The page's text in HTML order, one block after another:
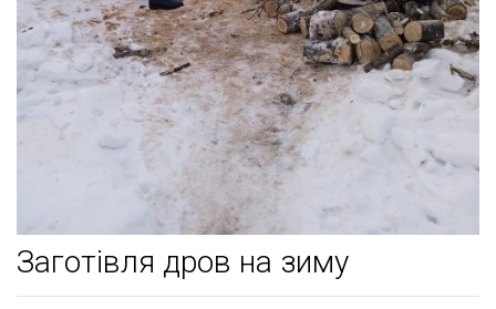
Заготівля дров на зиму